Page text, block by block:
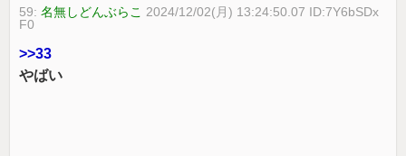
59:名無しどんぶらこ 2024/12/02(月) 13:24:50.07 ID:7Y6bSDx
F0
>>33
やばい